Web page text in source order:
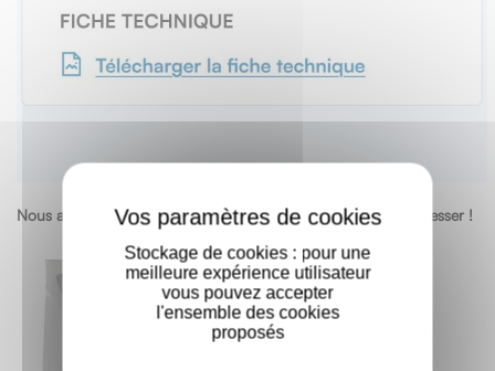
Nous avons trouvé d’autres produits qui pourraient vous intéresser !
Stockage de cookies : pour une
meilleure expérience utilisateur
vous pouvez accepter
l'ensemble des cookies
proposés